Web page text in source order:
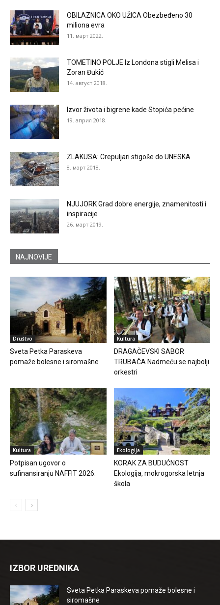
OBILAZNICA OKO UŽICA Obezbeđeno 30
miliona evra
11. март 2022.
TOMETINO POLJE Iz Londona stigli Melisa i
Zoran Đukić
14. август 2018.
Izvor života i bigrene kade Stopića pećine
19. април 2018.
ZLAKUSA: Crepuljari stigoše do UNESKA
8. март 2018.
NJUJORK Grad dobre energije, znamenitosti i
inspiracije
26. март 2019.
NAJNOVIJE
Društvo
Sveta Petka Paraskeva
pomaže bolesne i siromašne
Kultura
DRAGAČEVSKI SABOR
TRUBAČA Nadmeću se najbolji
orkestri
Kultura
Potpisan ugovor o
sufinansiranju NAFFIT 2026.
Ekologija
KORAK ZA BUDUĆNOST
Ekologija, mokrogorska letnja
škola
IZBOR UREDNIKA
Sveta Petka Paraskeva pomaže bolesne i
siromašne